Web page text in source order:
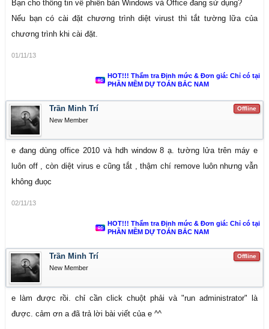
Bạn cho thông tin về phiên bản Windows và Office đang sử dụng?
Nếu bạn có cài đặt chương trình diệt virust thì tắt tường lữa của
chương trình khi cài đặt.
01/11/13
HOT!!! Thẩm tra Định mức & Đơn giá: Chỉ có tại
PHẦN MỀM DỰ TOÁN BẮC NAM
Offline
Trần Minh Trí
New Member
e đang dùng office 2010 và hdh window 8 ạ. tường lửa trên máy e
luôn off , còn diệt virus e cũng tắt , thậm chí remove luôn nhưng vẫn
không đuọc
02/11/13
HOT!!! Thẩm tra Định mức & Đơn giá: Chỉ có tại
PHẦN MỀM DỰ TOÁN BẮC NAM
Offline
Trần Minh Trí
New Member
e làm được rồi. chỉ cần click chuột phải và "run administrator" là
được. cảm ơn a đã trả lời bài viết của e ^^